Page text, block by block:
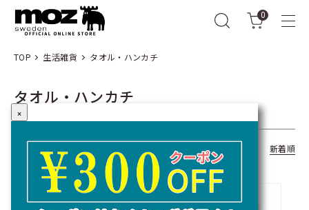
0
TOP 生活雑貨 タオル・ハンカチ
タオル・ハンカチ
全10商品 おすすめ順 新着順
×